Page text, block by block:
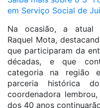
em Serviço Social de
Na ocasião, a atual
Raquel Mota,
que participaram da
décadas, e que
categoria na região
parceria histórica
coordenadora
dos 40 anos